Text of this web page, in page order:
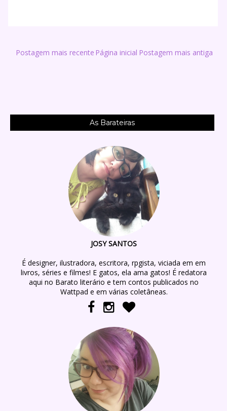
Postagem mais recente Postagem mais antiga
Página inicial
As Barateiras
JOSY SANTOS
É designer, ilustradora, escritora, rpgista, viciada em em
livros, séries e filmes! E gatos, ela ama gatos! É redatora
aqui no Barato literário e tem contos publicados no
Wattpad e em várias coletâneas.